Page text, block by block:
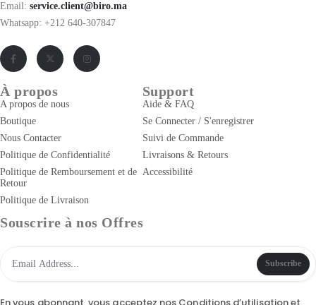
Email: service.client@biro.ma
Whatsapp: +212 640-307847
À propos
A propos de nous
Boutique
Nous Contacter
Politique de Confidentialité
Politique de Remboursement et de
Retour
Politique de Livraison
Support
Aide & FAQ
Se Connecter / S'enregistrer
Suivi de Commande
Livraisons & Retours
Accessibilité
Souscrire à nos Offres
Subscribe
En vous abonnant, vous acceptez nos Conditions d’utilisationet